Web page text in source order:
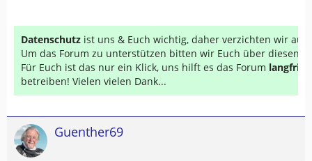
Datenschutz ist uns & Euch wichtig, daher verzichten wir auf
Um das Forum zu unterstützen bitten wir Euch über diesen
Für Euch ist das nur ein Klick, uns hilft es das Forum
betreiben! Vielen vielen Dank...
Guenther69